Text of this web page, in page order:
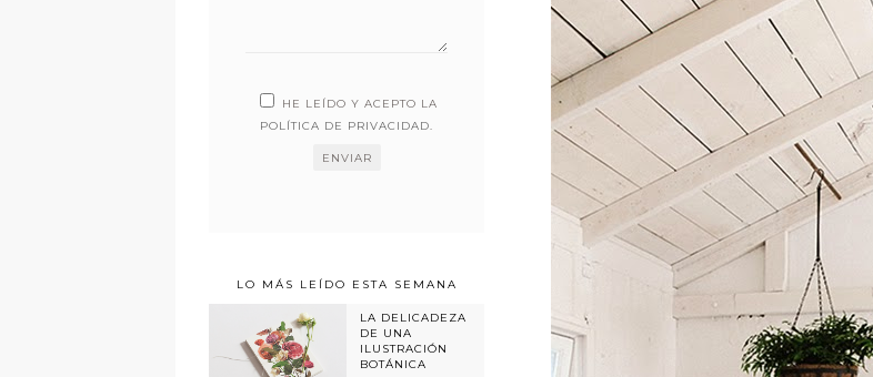
HE LEÍDO Y ACEPTO LA
POLÍTICA DE PRIVACIDAD.
LO MÁS LEÍDO ESTA SEMANA
LA DELICADEZA
DE UNA
ILUSTRACIÓN
BOTÁNICA